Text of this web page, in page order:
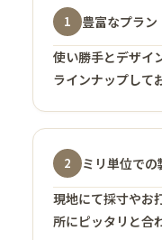
1
豊富なプラン
使い勝手とデザイ
ラインナップして
2
ミリ単位での
現地にて採寸やお
所にピッタリと合